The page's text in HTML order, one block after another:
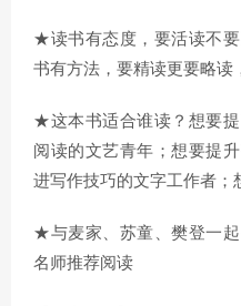
★读书有态度，要活读不
书有方法，要精读更要略读
★这本书适合谁读？想要
阅读的文艺青年；想要提
进写作技巧的文字工作者；
★与麦家、苏童、樊登一
名师推荐阅读